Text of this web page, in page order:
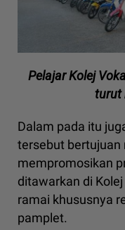
Pelajar Kolej
turut
Dalam pada itu
tersebut bertujuan
mempromosikan
ditawarkan di
ramai khususnya
pamplet.